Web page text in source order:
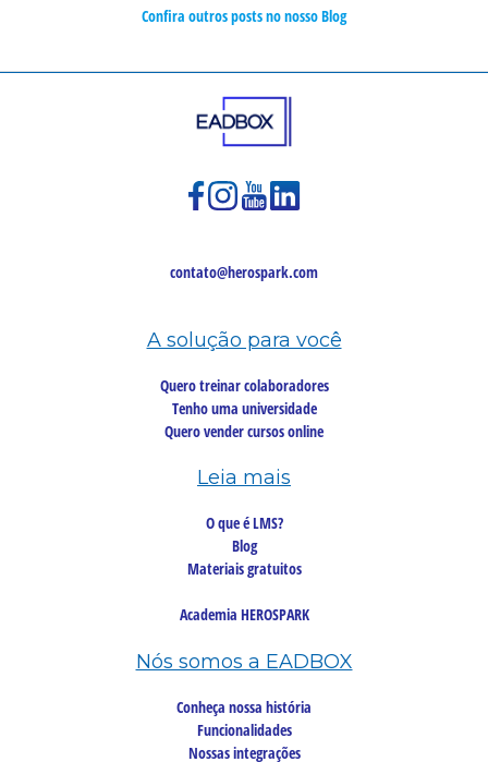
Confira outros posts no nosso Blog
contato@herospark.com
A solução para você
Quero treinar colaboradores
Tenho uma universidade
Quero vender cursos online
Leia mais
O que é LMS?
Blog
Materiais gratuitos
Academia HEROSPARK
Nós somos a EADBOX
Conheça nossa história
Funcionalidades
Nossas integrações